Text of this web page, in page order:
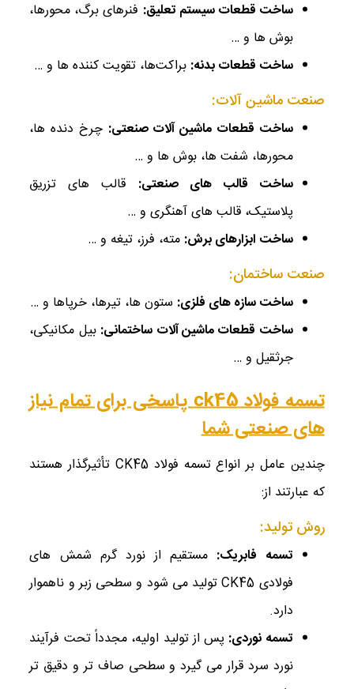
ساخت قطعات سیستم تعلیق: فنرهای برگ، محورها،
بوش‌ ها و …
ساخت قطعات بدنه: براکت‌ها، تقویت ‌کننده‌ ها و …
صنعت ماشین ‌آلات:
ساخت قطعات ماشین ‌آلات صنعتی: چرخ‌ دنده ‌ها،
محورها، شفت‌ ها، بوش‌ ها و …
ساخت قالب ‌های صنعتی: قالب‌ های تزریق
پلاستیک، قالب‌ های آهنگری و …
ساخت ابزارهای برش: مته، فرز، تیغه و …
صنعت ساختمان:
ساخت سازه‌ های فلزی: ستون ‌ها، تیرها، خرپاها و …
ساخت قطعات ماشین ‌آلات ساختمانی: بیل مکانیکی،
جرثقیل و …
تسمه فولاد ck45 پاسخی برای تمام نیاز
های صنعتی شما
چندین عامل بر انواع تسمه فولاد CK45 تأثیرگذار هستند
که عبارتند از:
روش تولید:
تسمه فابریک: مستقیم از نورد گرم شمش ‌های
فولادی CK45 تولید می ‌شود و سطحی زبر و ناهموار
دارد.
تسمه نوردی: پس از تولید اولیه، مجدداً تحت فرآیند
نورد سرد قرار می ‌گیرد و سطحی صاف‌ تر و دقیق ‌تر